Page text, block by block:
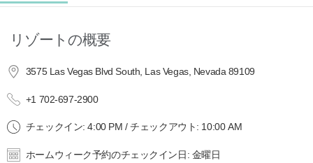
リゾートの概要
3575 Las Vegas Blvd South, Las Vegas, Nevada 89109
+1 702-697-2900
チェックイン: 4:00 PM / チェックアウト: 10:00 AM
ホームウィーク予約のチェックイン日: 金曜日